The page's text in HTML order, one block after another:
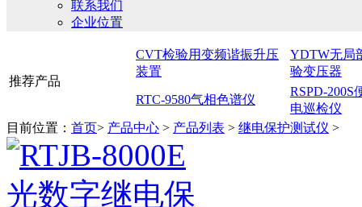
联系我们
企业位置
推荐产品
CVT检验用变频谐振升压
装置
YDTW无局
验变压器
RTC-9580气相色谱仪
RSPD-200S
电巡检仪
目前位置： 首页> 产品中心 > 产品列表 > 继电保护测试仪 >